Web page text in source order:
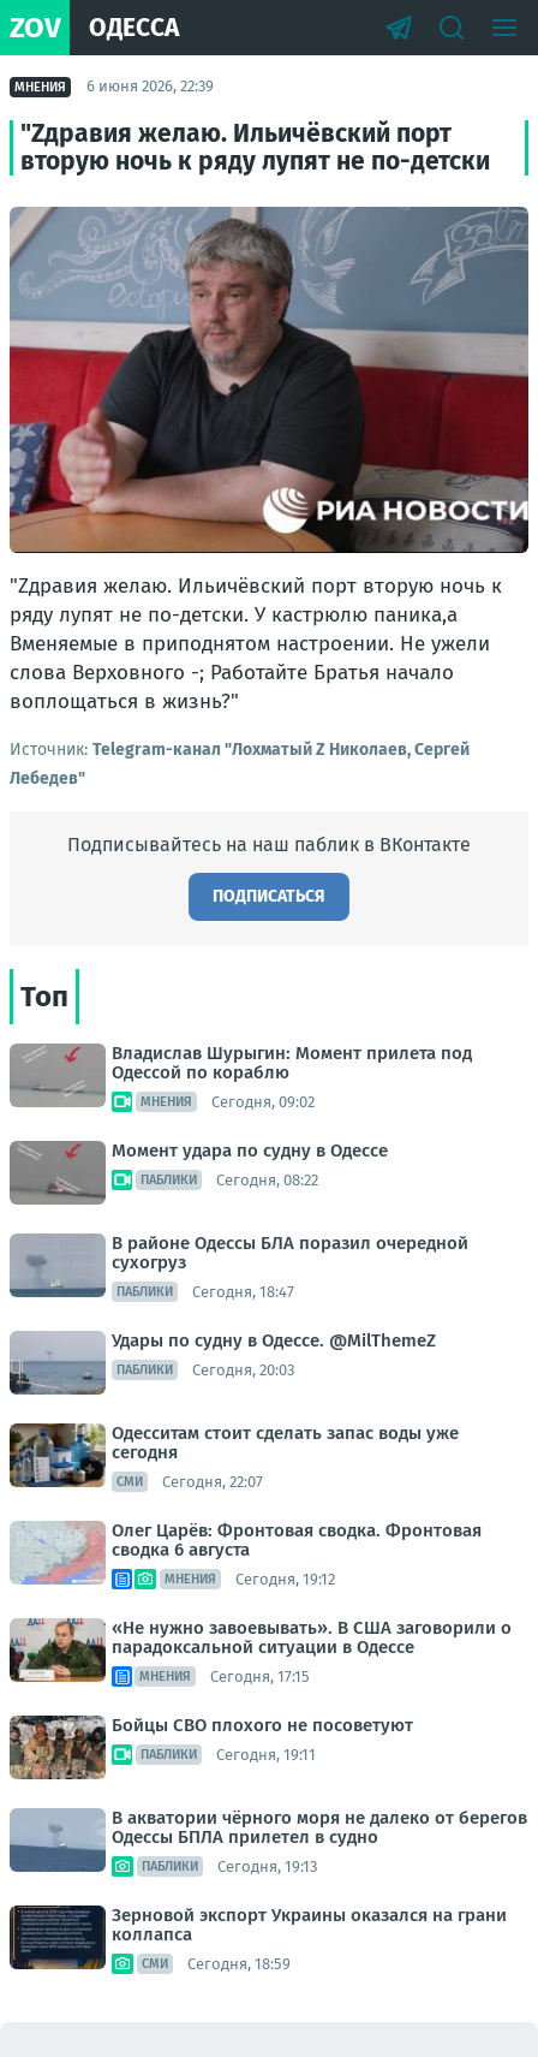
ZOV ОДЕССА
МНЕНИЯ 6 июня 2026, 22:39
"Zдравия желаю. Ильичёвский порт
вторую ночь к ряду лупят не по-детски
"Zдравия желаю. Ильичёвский порт вторую ночь к
ряду лупят не по-детски. У кастрюлю паника,а
Вменяемые в приподнятом настроении. Не ужели
слова Верховного -; Работайте Братья начало
воплощаться в жизнь?"
Источник: Telegram-канал "Лохматый Z Николаев, Сергей
Лебедев"
Подписывайтесь на наш паблик в ВКонтакте
ПОДПИСАТЬСЯ
Топ
Владислав Шурыгин: Момент прилета под
Одессой по кораблю
МНЕНИЯ Сегодня, 09:02
Момент удара по судну в Одессе
ПАБЛИКИ Сегодня, 08:22
В районе Одессы БЛА поразил очередной
сухогруз
ПАБЛИКИ Сегодня, 18:47
Удары по судну в Одессе. @MilThemeZ
ПАБЛИКИ Сегодня, 20:03
Одесситам стоит сделать запас воды уже
сегодня
СМИ Сегодня, 22:07
Олег Царёв: Фронтовая сводка. Фронтовая
сводка 6 августа
МНЕНИЯ Сегодня, 19:12
«Не нужно завоевывать». В США заговорили о
парадоксальной ситуации в Одессе
МНЕНИЯ Сегодня, 17:15
Бойцы СВО плохого не посоветуют
ПАБЛИКИ Сегодня, 19:11
В акватории чёрного моря не далеко от берегов
Одессы БПЛА прилетел в судно
ПАБЛИКИ Сегодня, 19:13
Зерновой экспорт Украины оказался на грани
коллапса
СМИ Сегодня, 18:59